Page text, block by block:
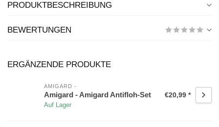
PRODUKTBESCHREIBUNG
BEWERTUNGEN
ERGÄNZENDE PRODUKTE
AMIGARD -
Amigard - Amigard Antifloh-Set
Auf Lager
€20,99 *